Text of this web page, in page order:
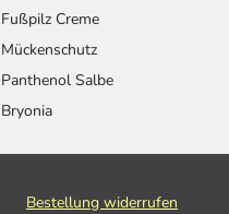
Fußpilz Creme
Mückenschutz
Panthenol Salbe
Bryonia
Bestellung widerrufen